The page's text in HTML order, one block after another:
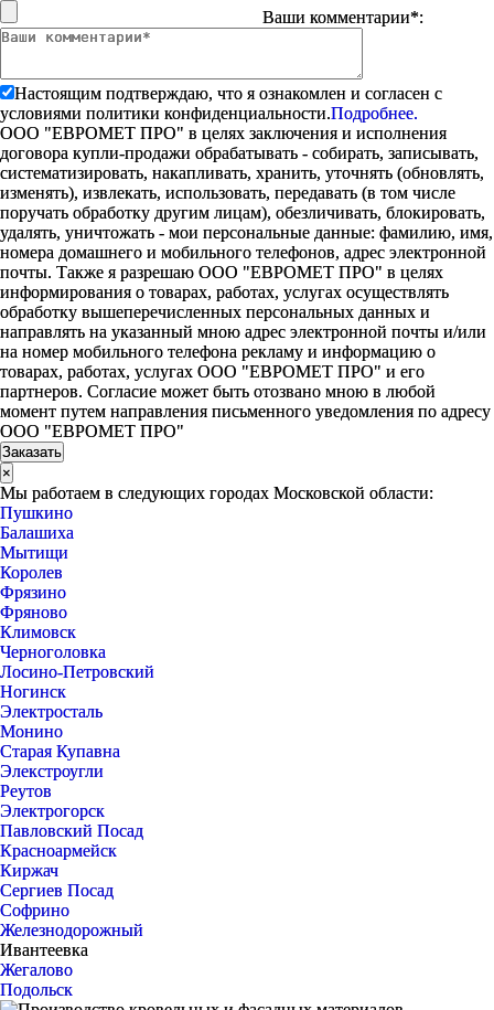
Ваши комментарии*:
Настоящим подтверждаю, что я ознакомлен и согласен с
условиями политики конфиденциальности.Подробнее.
ООО "ЕВРОМЕТ ПРО" в целях заключения и исполнения
договора купли-продажи обрабатывать - собирать, записывать,
систематизировать, накапливать, хранить, уточнять (обновлять,
изменять), извлекать, использовать, передавать (в том числе
поручать обработку другим лицам), обезличивать, блокировать,
удалять, уничтожать - мои персональные данные: фамилию, имя,
номера домашнего и мобильного телефонов, адрес электронной
почты. Также я разрешаю ООО "ЕВРОМЕТ ПРО" в целях
информирования о товарах, работах, услугах осуществлять
обработку вышеперечисленных персональных данных и
направлять на указанный мною адрес электронной почты и/или
на номер мобильного телефона рекламу и информацию о
товарах, работах, услугах ООО "ЕВРОМЕТ ПРО" и его
партнеров. Согласие может быть отозвано мною в любой
момент путем направления письменного уведомления по адресу
ООО "ЕВРОМЕТ ПРО"
×
Мы работаем в следующих городах Московской области:
Пушкино
Балашиха
Мытищи
Королев
Фрязино
Фряново
Климовск
Черноголовка
Лосино-Петровский
Ногинск
Электросталь
Монино
Старая Купавна
Элекстроугли
Реутов
Электрогорск
Павловский Посад
Красноармейск
Киржач
Сергиев Посад
Софрино
Железнодорожный
Ивантеевка
Жегалово
Подольск